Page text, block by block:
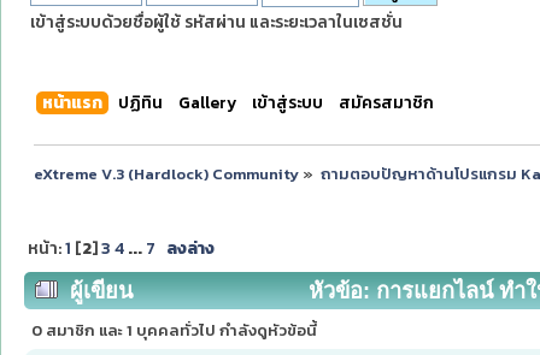
เข้าสู่ระบบด้วยชื่อผู้ใช้ รหัสผ่าน และระยะเวลาในเซสชั่น
หน้าแรก ปฏิทิน Gallery เข้าสู่ระบบ สมัครสมาชิก
eXtreme V.3 (Hardlock) Community» ถามตอบปัญหาด้านโปรแกรม
หน้า:1 [2]3 4 ... 7 ลงล่าง
ผู้เขียน หัวข้อ: การแยกไลน์ ทำ
0 สมาชิก และ 1 บุคคลทั่วไป กำลังดูหัวข้อนี้